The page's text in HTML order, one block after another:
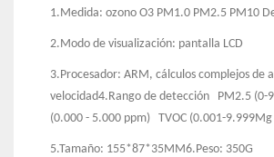
1.Medida: ozono O3 PM1.0 PM2.5 PM10
2.Modo de visualización: pantalla LCD
3.Procesador: ARM, cálculos complejos de
velocidad4.Rango de detección PM2.5 (0-
(0.000 - 5.000 ppm) TVOC (0.001-
5.Tamaño: 155*87*35MM6.Peso: 350G